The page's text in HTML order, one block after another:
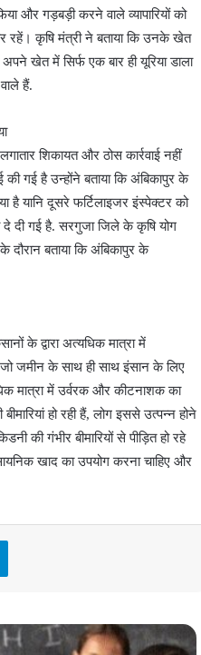
और गड़बड़ी करने वाले व्यापारियों को
रहें। कृषि मंत्री ने बताया कि उनके खेत
खेत में सिर्फ एक बार ही यूरिया डाला
हैं.
शिकायत और ठोस कार्रवाई नहीं
की गई है उन्होंने बताया कि अंबिकापुर के
है यानि दूसरे फर्टिलाइजर इंस्पेक्टर को
दे दी गई है. सरगुजा जिले के कृषि योग
दौरान बताया कि अंबिकापुर के
के द्वारा अत्यधिक मात्रा में
जो जमीन के साथ ही साथ इंसान के लिए
मात्रा में उर्वरक और कीटनाशक का
हो रही हैं, लोग इससे उत्पन्न होने
की गंभीर बीमारियों से पीड़ित हो रहे
खाद का उपयोग करना चाहिए और
Telegram